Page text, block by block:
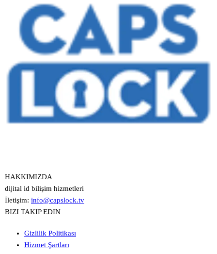
HAKKIMIZDA
dijital id bilişim hizmetleri
İletişim: info@capslock.tv
BIZI TAKIP EDIN
Gizlilik Politikası
Hizmet Şartları